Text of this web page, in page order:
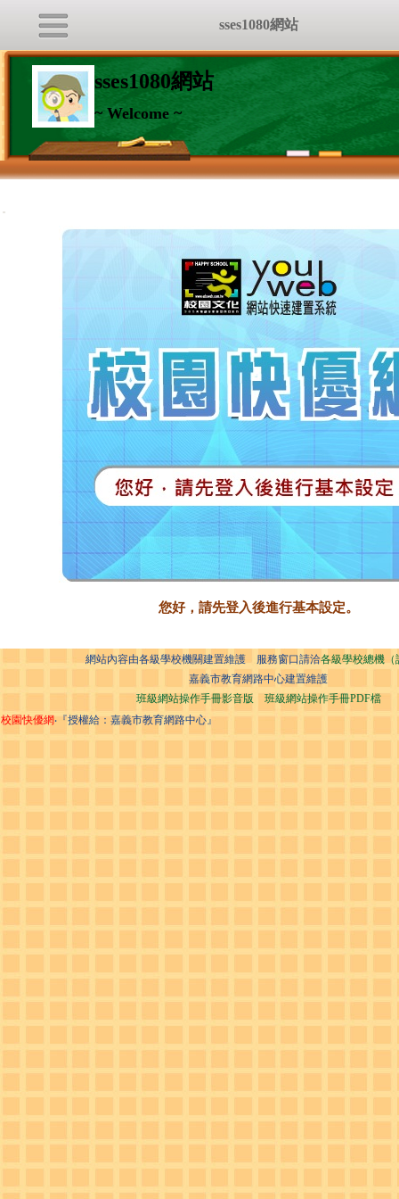
sses1080網站
~ Welcome ~
:::
您好，請先登入後進行基本設定。
網站內容由各級學校機關建置維護 服務窗口請洽各級學校總機（
嘉義市教育網路中心建置維護
班級網站操作手冊影音版
班級網站操作手冊PDF檔
校園快優網‧『授權給：嘉義市教育網路中心』
sses1080網站